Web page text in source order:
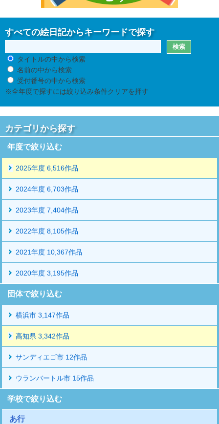
すべての絵日記からキーワードで探す
タイトルの中から検索
名前の中から検索
受付番号の中から検索
※全年度で探すには絞り込み条件クリアを押す
カテゴリから探す
年度で絞り込む
2025年度 6,516作品
2024年度 6,703作品
2023年度 7,404作品
2022年度 8,105作品
2021年度 10,367作品
2020年度 3,195作品
団体で絞り込む
横浜市 3,147作品
高知県 3,342作品
サンディエゴ市 12作品
ウランバートル市 15作品
学校で絞り込む
あ行